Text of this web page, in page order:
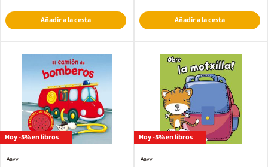
Añadir a la cesta Añadir a la cesta
Hoy -5% en libros
Aavv
Hoy -5% en libros
Aavv